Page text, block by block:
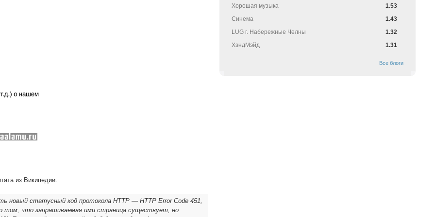
из Википедии:
новый статусный код протокола HTTP — HTTP Error Code 451,
том, что запрашиваемая ими страница существует, но
1.53
Хорошая музыка
1.43
Синема
1.32
LUG г. Набережные Челны
1.31
ХэндМэйд
Все блоги